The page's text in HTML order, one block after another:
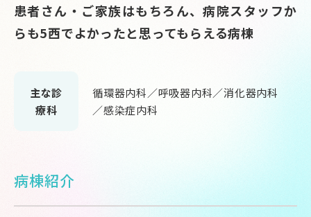
患者さん・ご家族はもちろん、病院スタッフか
らも5西でよかったと思ってもらえる病棟
主な診
療科
循環器内科／呼吸器内科／消化器内科
／感染症内科
病棟紹介